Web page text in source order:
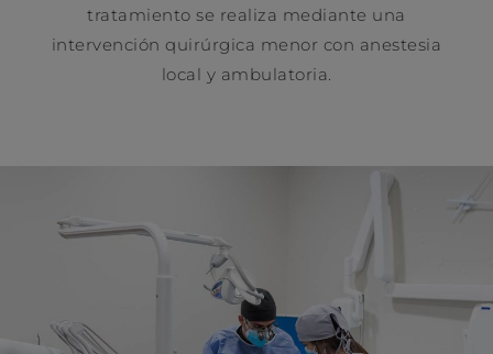
tratamiento se realiza mediante una
intervención quirúrgica menor con anestesia
local y ambulatoria.